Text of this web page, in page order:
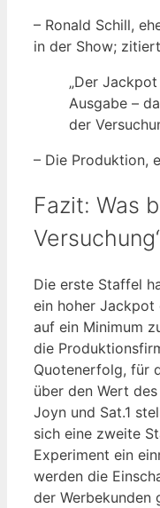
– Ronald Schill,
in der Show;
„Der
Ausgabe –
der
– Die Produktion,
Fazit: Was
Die erste Staffel
ein hoher Jackpot
auf ein Minimum
die
Quotenerfolg, für
über den Wert
Joyn und Sat.1
sich eine zweite
Experiment ein
werden die
der Werbekunden